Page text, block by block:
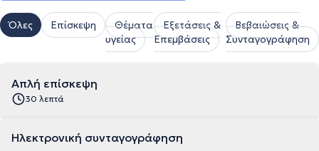
Όλες Επίσκεψη
Θέματα
υγείας
Εξετάσεις &
Επεμβάσεις
Βεβαιώσεις &
Συνταγογράφηση
Απλή επίσκεψη
30 λεπτά
Ηλεκτρονική συνταγογράφηση